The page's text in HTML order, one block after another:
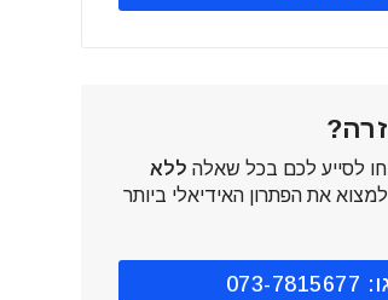
לסייע לכם בכל שאלה ללא
את הפתרון האידיאלי ביותר